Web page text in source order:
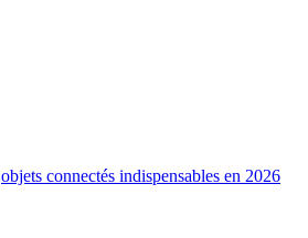
objets connectés indispensables en 2026